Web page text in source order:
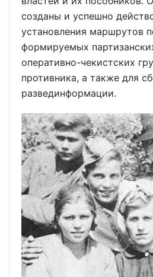
созданы и успешно
установления маршрутов
формируемых
оперативно-чекистских
противника, а также для
развединформации.